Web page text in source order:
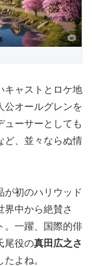
キャストとロケ地
公オールグレンを
ューサーとしても
ど、並々ならぬ情
が初のハリウッド
界中から絶賛さ
。一躍、国際的俳
尾役の真田広之さ
よね。